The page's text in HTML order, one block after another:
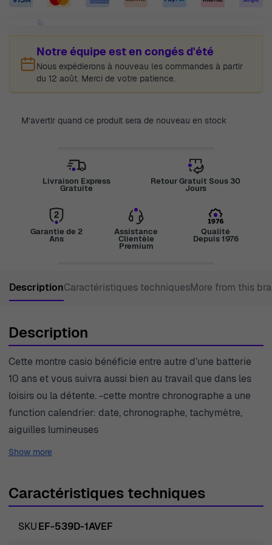
Notre équipe est en congés d'été
Nous expédierons à nouveau les commandes à partir
du 12 août. Merci de votre patience.
M’avertir quand ce produit sera de nouveau en stock
Livraison Express
Gratuite
Retour Gratuit Sous 30
Jours
Garantie de 2
Ans
Assistance
Clientèle
Premium
Qualité
Depuis 1976
DescriptionCaractéristiques techniquesMore from this
Description
Cette montre casio bénéficie entre autre d’une batterie
10 ans et vous suivra aussi bien au travail que dans les
loisirs ou la détente. -cette montre chronographe a une
function calendrier: date, chronographe, tachymètre,
aiguilles lumineuses
Show more
Caractéristiques techniques
SKUEF-539D-1AVEF